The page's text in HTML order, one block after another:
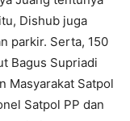
Dishub juga
parkir. Serta, 150
Bagus Supriadi
Masyarakat Satpol
Satpol PP dan